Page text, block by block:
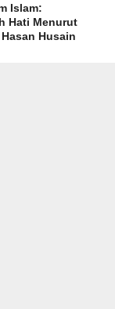
Islam:
Hati Menurut
Husain